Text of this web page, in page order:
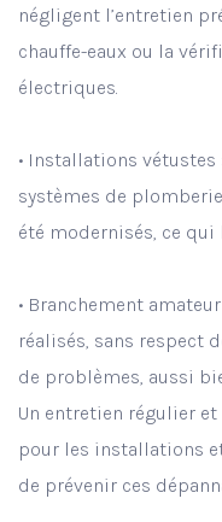
négligent l’entretien
chauffe-eaux ou la
électriques.
• Installations vétustes
systèmes de
été modernisés, ce qui
• Branchement
réalisés, sans respect
de problèmes, aussi
Un entretien régulier
pour les installations
de prévenir ces